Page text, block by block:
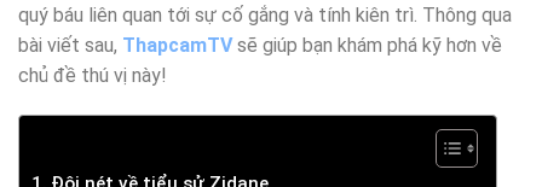
quý báu liên quan tới sự cố gắng và tính kiên trì. Thông qua
bài viết sau, ThapcamTV sẽ giúp bạn khám phá kỹ hơn về
chủ đề thú vị này!